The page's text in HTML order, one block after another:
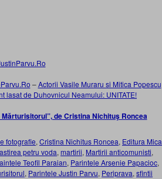
–Actorii Vasile Muraru si Mitica Popescu
lasat de Duhovnicul Neamului: UNITATE!
de Cristina Nichituş Roncea
fotografie, Cristina Nichitus Roncea, Editura Mica
petru voda, martirii, Martirii anticomunisti,
Teofil Paraian, Parintele Arsenie Papacioc,
, Parintele Justin Parvu, Periprava, sfintii